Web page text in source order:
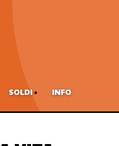
SOLDI INFO